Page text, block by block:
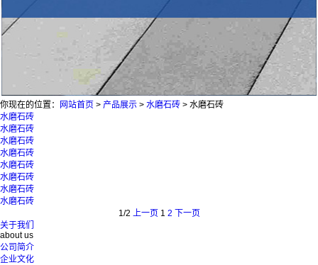
你现在的位置： 网站首页 > 产品展示 > 水磨石砖 > 水磨石砖
水磨石砖
水磨石砖
水磨石砖
水磨石砖
水磨石砖
水磨石砖
水磨石砖
水磨石砖
1/2 上一页 1 2
下一页
关于我们
about us
公司简介
企业文化